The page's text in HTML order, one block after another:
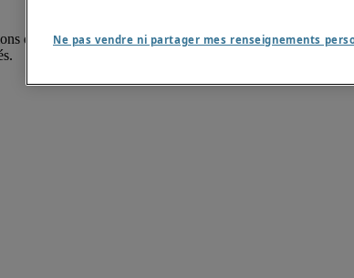
d’utilisation Rapport sur l'esclavage moderne
Ne pas vendre ni partager mes renseignements